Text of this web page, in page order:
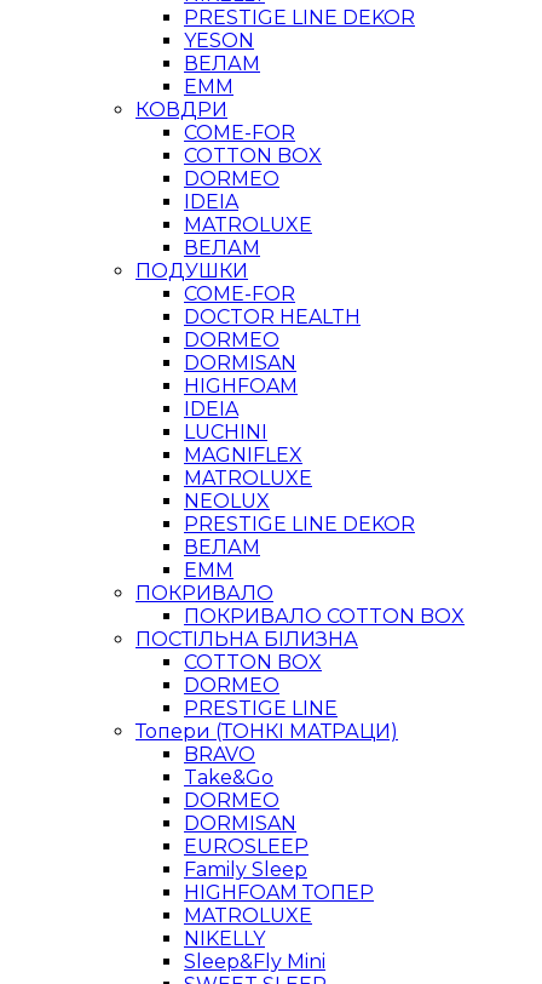
PRESTIGE LINE DEKOR
YESON
ВЕЛАМ
ЕММ
КОВДРИ
COME-FOR
COTTON BOX
DORMEO
IDEIA
MATROLUXE
ВЕЛАМ
ПОДУШКИ
COME-FOR
DOCTOR HEALTH
DORMEO
DORMISAN
HIGHFOAM
IDEIA
LUCHINI
MAGNIFLEX
MATROLUXE
NEOLUX
PRESTIGE LINE DEKOR
ВЕЛАМ
ЕММ
ПОКРИВАЛО
ПОКРИВАЛО COTTON BOX
ПОСТІЛЬНА БІЛИЗНА
COTTON BOX
DORMEO
PRESTIGE LINE
Топери (ТОНКІ МАТРАЦИ)
BRAVO
Take&Go
DORMEO
DORMISAN
EUROSLEEP
Family Sleep
HIGHFOAM ТОПЕР
MATROLUXE
NIKELLY
Sleep&Fly Mini